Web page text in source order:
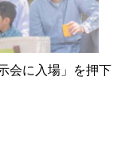
会に入場」を押下